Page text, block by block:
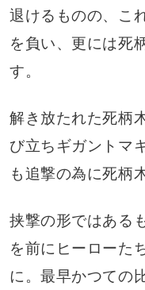
退けるものの、こ
を負い、更には死
す。
解き放たれた死柄
び立ちギガントマ
も追撃の為に死柄
挟撃の形ではある
を前にヒーローた
に。最早かつての